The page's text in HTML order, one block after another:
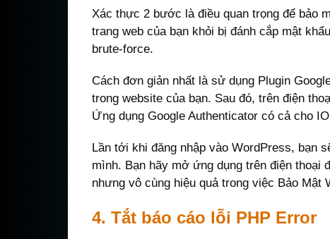
Xác thực 2 bước là điều quan trọng để bảo
trang web của bạn khỏi bị đánh cắp mật
brute-force.
Cách đơn giản nhất là sử dụng Plugin
trong website của bạn. Sau đó, trên điện
Ứng dụng Google Authenticator có cả cho
Lần tới khi đăng nhập vào WordPress, bạn
mình. Bạn hãy mở ứng dụng trên điện thoại
nhưng vô cùng hiệu quả trong việc Bảo Mật
4. Tắt báo cáo lỗi PHP Error